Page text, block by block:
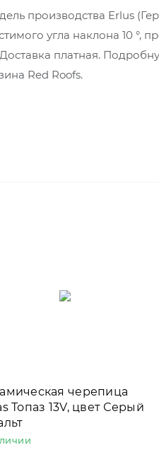
производства Erlus
угла наклона 10 °,
платная.
Red Roofs.
черепица
Топаз 13V, цвет Серый